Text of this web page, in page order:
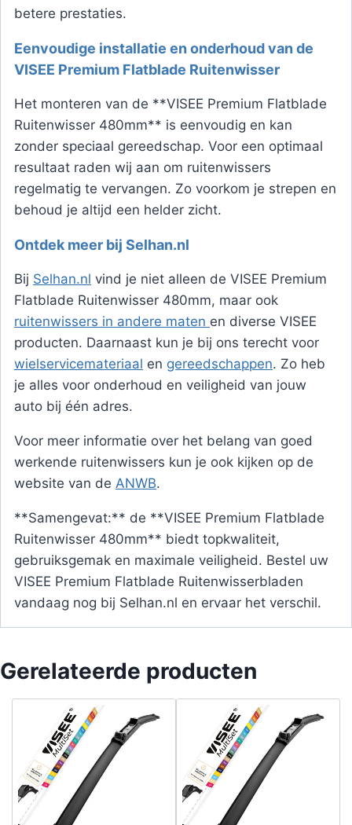
betere prestaties.
Eenvoudige installatie en onderhoud van de
VISEE Premium Flatblade Ruitenwisser
Het monteren van de **VISEE Premium Flatblade
Ruitenwisser 480mm** is eenvoudig en kan
zonder speciaal gereedschap. Voor een optimaal
resultaat raden wij aan om ruitenwissers
regelmatig te vervangen. Zo voorkom je strepen en
behoud je altijd een helder zicht.
Ontdek meer bij Selhan.nl
Bij Selhan.nl vind je niet alleen de VISEE Premium
Flatblade Ruitenwisser 480mm, maar ook
ruitenwissers in andere maten en diverse VISEE
producten. Daarnaast kun je bij ons terecht voor
wielservicemateriaal en gereedschappen. Zo heb
je alles voor onderhoud en veiligheid van jouw
auto bij één adres.
Voor meer informatie over het belang van goed
werkende ruitenwissers kun je ook kijken op de
website van de ANWB.
**Samengevat:** de **VISEE Premium Flatblade
Ruitenwisser 480mm** biedt topkwaliteit,
gebruiksgemak en maximale veiligheid. Bestel uw
VISEE Premium Flatblade Ruitenwisserbladen
vandaag nog bij Selhan.nl en ervaar het verschil.
Gerelateerde producten